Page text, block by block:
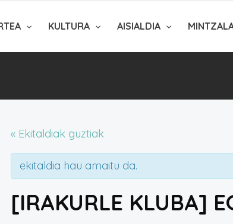
KULTURA AISIALDIA
« Ekitaldiak guztiak
ekitaldia hau amaitu da.
[IRAKURLE KLUBA]